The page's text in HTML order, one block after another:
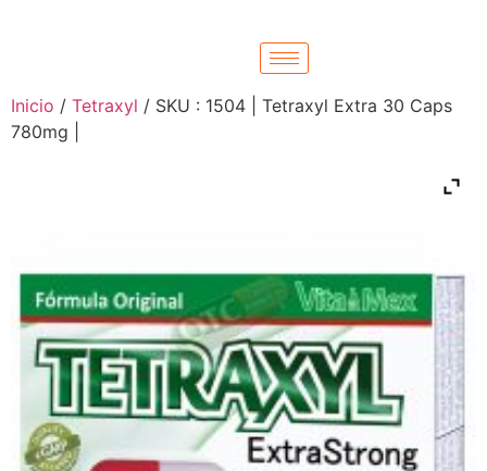
Inicio / Tetraxyl / SKU : 1504 | Tetraxyl Extra 30 Caps
780mg |